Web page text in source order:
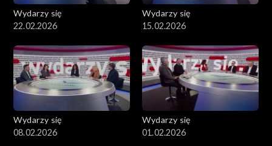
Wydarzy się
22.02.2026
Wydarzy się
15.02.2026
Wydarzy się
08.02.2026
Wydarzy się
01.02.2026